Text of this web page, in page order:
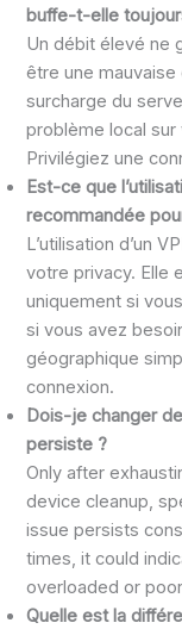
buffe-t-elle
Un débit élevé ne
être une
surcharge du
problème local
Privilégiez une
Est-ce que
recommandée
L’utilisation d’un
votre privacy. Elle
uniquement si
si vous avez
géographique
connexion.
Dois-je changer
persiste ?
Only after
device cleanup,
issue persists
times, it could
overloaded or
Quelle est la